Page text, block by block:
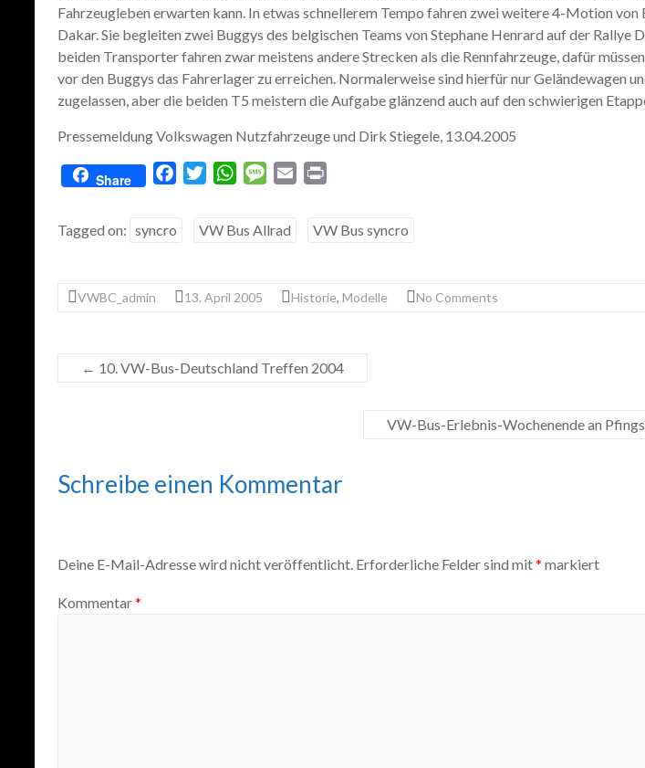
Fahrzeugleben erwarten kann. In etwas schnellerem Tempo fahren zwei weitere 4-Motion von
Dakar. Sie begleiten zwei Buggys des belgischen Teams von Stephane Henrard auf der Rallye
beiden Transporter fahren zwar meistens andere Strecken als die Rennfahrzeuge, dafür
vor den Buggys das Fahrerlager zu erreichen. Normalerweise sind hierfür nur Geländewagen
zugelassen, aber die beiden T5 meistern die Aufgabe glänzend auch auf den schwierigen
Pressemeldung Volkswagen Nutzfahrzeuge und Dirk Stiegele, 13.04.2005
Share
o
W
t
M
s
n
Tagged on: syncro VW Bus Allrad VW Bus syncro
VWBC_admin 13. April 2005 Historie, Modelle No Comments
← 10. VW-Bus-Deutschland Treffen 2004
VW-Bus-Erlebnis-Wochenende an
Schreibe einen Kommentar
Deine E-Mail-Adresse wird nicht veröffentlicht. Erforderliche Felder sind mit* markiert
Kommentar*